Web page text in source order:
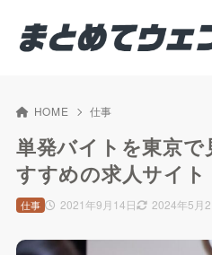
HOME 仕事
単発バイトを東京
すすめの求人サイト
2021年9月14日 2024年5月2
仕事